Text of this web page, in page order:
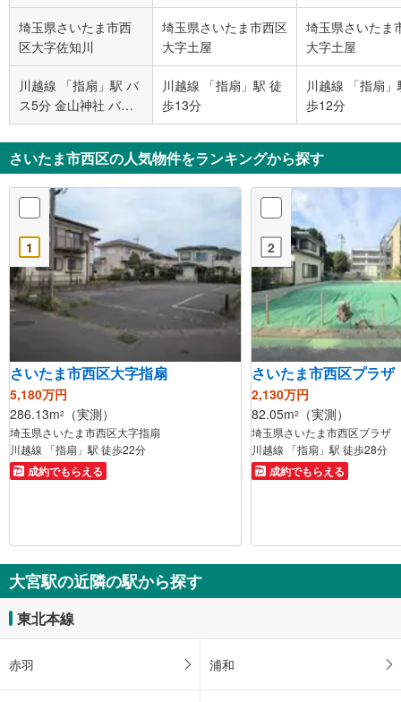
埼玉県さいたま市西
区大字佐知川
埼玉県さいたま市西区
大字土屋
埼玉県さいたま
大字土屋
川越線 「指扇」駅 バ
ス5分 金山神社 バス
停下車 徒歩3分
川越線 「指扇」駅 徒
歩13分
川越線 「指扇
歩12分
さいたま市西区の人気物件をランキングから探す
1
さいたま市西区大字指扇
5,180万円
286.13m2 （実測）
埼玉県さいたま市西区大字指扇
川越線 「指扇」駅 徒歩22分
成約でもらえる
2
さいたま市西区プラザ
2,130万円
82.05m2 （実測）
埼玉県さいたま市西区プラザ
川越線 「指扇」駅 徒歩28分
成約でもらえる
大宮駅の近隣の駅から探す
東北本線
赤羽 浦和